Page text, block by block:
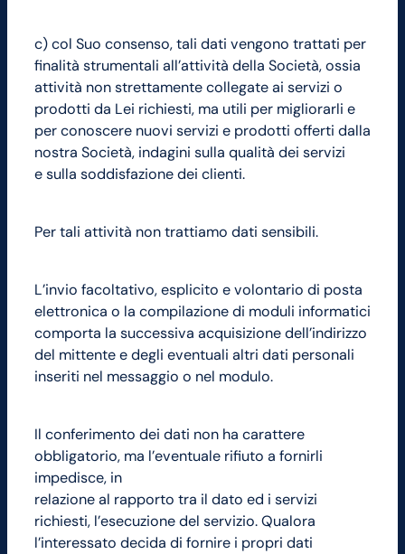
c) col Suo consenso, tali dati vengono trattati per
finalità strumentali all’attività della Società, ossia
attività non strettamente collegate ai servizi o
prodotti da Lei richiesti, ma utili per migliorarli e
per conoscere nuovi servizi e prodotti offerti dalla
nostra Società, indagini sulla qualità dei servizi
e sulla soddisfazione dei clienti.
Per tali attività non trattiamo dati sensibili.
L’invio facoltativo, esplicito e volontario di posta
elettronica o la compilazione di moduli informatici
comporta la successiva acquisizione dell’indirizzo
del mittente e degli eventuali altri dati personali
inseriti nel messaggio o nel modulo.
Il conferimento dei dati non ha carattere
obbligatorio, ma l’eventuale rifiuto a fornirli
impedisce, in
relazione al rapporto tra il dato ed i servizi
richiesti, l’esecuzione del servizio. Qualora
l’interessato decida di fornire i propri dati